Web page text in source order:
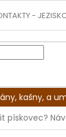
-
kašny, a
pískovec?